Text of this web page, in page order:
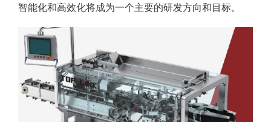
智能化和高效化将成为一个主要的研发方向和目标。